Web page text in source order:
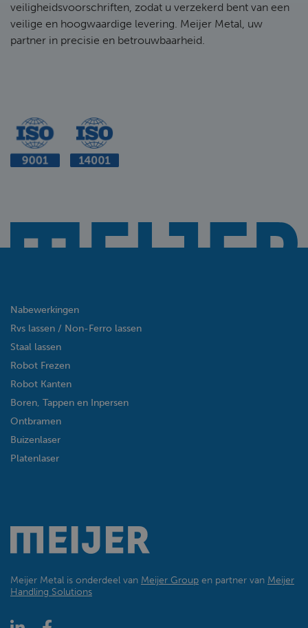
veiligheidsvoorschriften, zodat u verzekerd bent van een
veilige en hoogwaardige levering. Meijer Metal, uw
partner in precisie en betrouwbaarheid.
Nabewerkingen
Rvs lassen / Non-Ferro lassen
Staal lassen
Robot Frezen
Robot Kanten
Boren, Tappen en Inpersen
Ontbramen
Buizenlaser
Platenlaser
Meijer Metal is onderdeel van Meijer Group en partner van Meijer
Handling Solutions